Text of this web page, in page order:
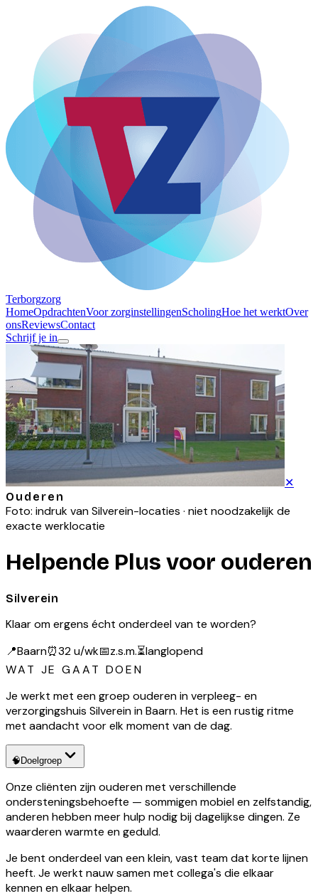
Terborgzorg
HomeOpdrachtenVoor zorginstellingenScholingHoe het werktOver
onsReviewsContact
Schrijf je in
✕
Ouderen
Foto: indruk vanSilverein-locaties · niet noodzakelijk de
exacte werklocatie
Helpende Plus voor ouderen
Silverein
Klaar om ergens écht onderdeel van te worden?
📍Baarn⏰32 u/wk📅z.s.m.⏳langlopend
WAT JE GAAT DOEN
Je werkt met een groep ouderen in verpleeg- en
verzorgingshuis Silverein in Baarn. Het is een rustig ritme
met aandacht voor elk moment van de dag.
🧠 Doelgroep
Onze cliënten zijn ouderen met verschillende
ondersteningsbehoefte — sommigen mobiel en zelfstandig,
anderen hebben meer hulp nodig bij dagelijkse dingen. Ze
waarderen warmte en geduld.
Je bent onderdeel van een klein, vast team dat korte lijnen
heeft. Je werkt nauw samen met collega's die elkaar
kennen en elkaar helpen.